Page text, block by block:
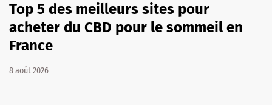
Top 5 des meilleurs sites pour
acheter du CBD pour le sommeil en
France
8 août 2026